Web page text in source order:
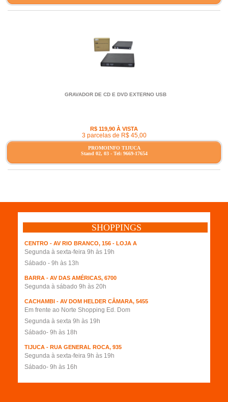
GRAVADOR DE CD E DVD EXTERNO USB
R$ 119,90 À VISTA
3 parcelas de R$ 45,00
PROMOINFO TIJUCA
Stand 02, 03 - Tel: 9669-17654
SHOPPINGS
CENTRO - AV RIO BRANCO, 156 - LOJA A
Segunda à sexta-feira 9h às 19h
Sábado - 9h às 13h
BARRA - AV DAS AMÉRICAS, 6700
Segunda à sábado 9h às 20h
CACHAMBI - AV DOM HELDER CÂMARA, 5455
Em frente ao Norte Shopping Ed. Dom
Segunda à sexta 9h às 19h
Sábado- 9h às 18h
TIJUCA - RUA GENERAL ROCA, 935
Segunda à sexta-feira 9h às 19h
Sábado- 9h às 16h